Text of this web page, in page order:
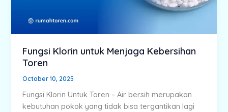
Fungsi Klorin untuk Menjaga Kebersihan
Toren
October 10, 2025
Fungsi Klorin Untuk Toren – Air bersih merupakan
kebutuhan pokok yang tidak bisa tergantikan lagi